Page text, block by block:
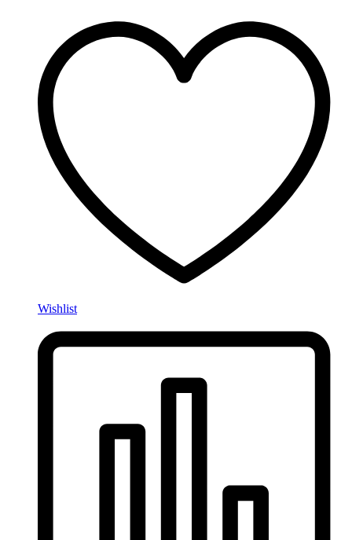
Wishlist